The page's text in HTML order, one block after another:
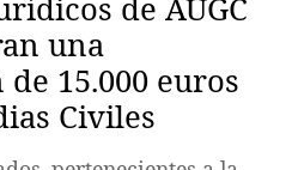
de AUGC
una
15.000 euros
Civiles